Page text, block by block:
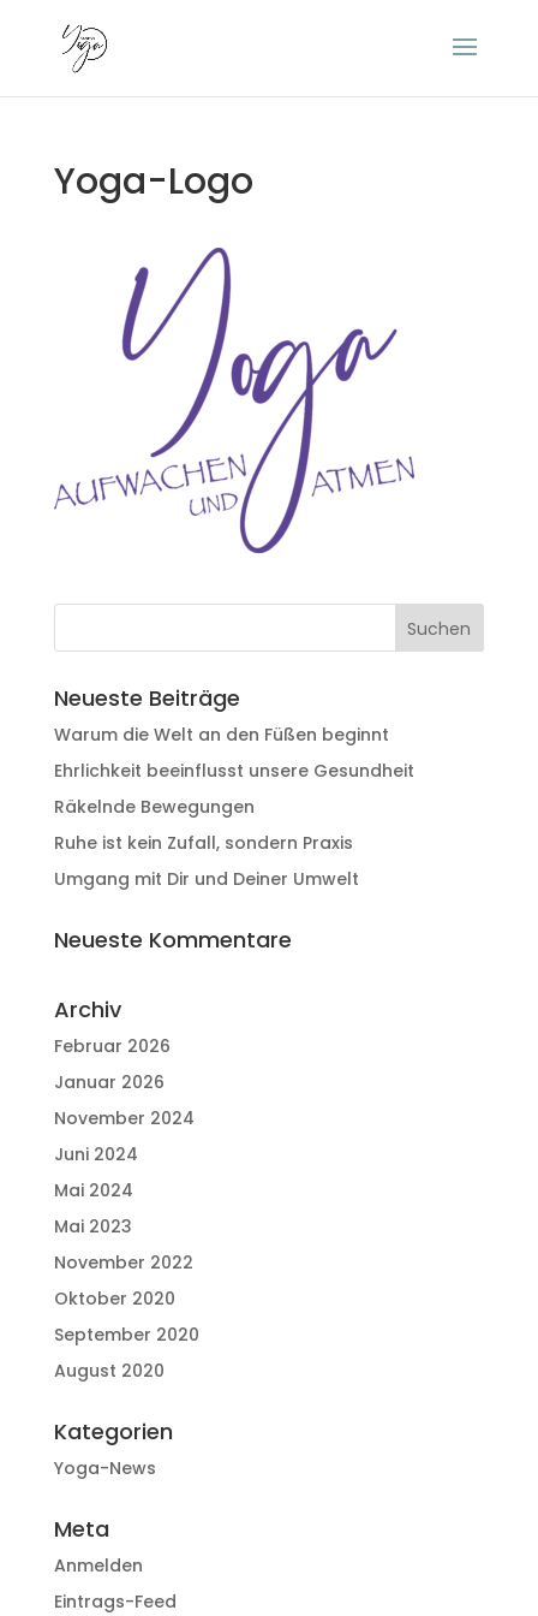
Yoga-Logo
Neueste Beiträge
Warum die Welt an den Füßen beginnt
Ehrlichkeit beeinflusst unsere Gesundheit
Räkelnde Bewegungen
Ruhe ist kein Zufall, sondern Praxis
Umgang mit Dir und Deiner Umwelt
Neueste Kommentare
Archiv
Februar 2026
Januar 2026
November 2024
Juni 2024
Mai 2024
Mai 2023
November 2022
Oktober 2020
September 2020
August 2020
Kategorien
Yoga-News
Meta
Anmelden
Eintrags-Feed